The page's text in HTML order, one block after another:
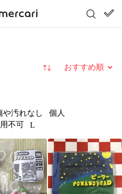
並び替え
や汚れなし
個人
不可 L